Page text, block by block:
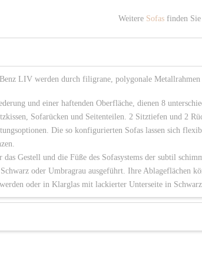
Weitere Sofasfinden Sie
LIV werden durch filigrane, polygonale Metallrahmen
und einer haftenden Oberfläche, dienen 8
Sofarücken und Seitenteilen. 2 Sitztiefen und 2
Die so konfigurierten Sofas lassen sich
Gestell und die Füße des Sofasystems der subtil
oder Umbragrau ausgeführt. Ihre Ablageflächen
oder in Klarglas mit lackierter Unterseite in